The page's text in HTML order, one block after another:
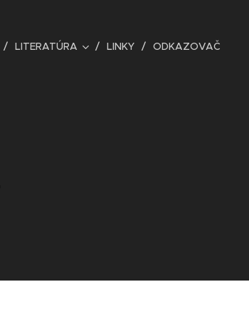
LITERATÚRA LINKY ODKAZOVAČ